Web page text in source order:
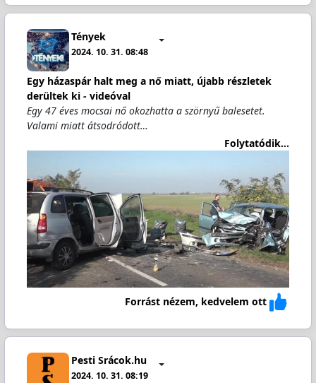
Tények
2024. 10. 31. 08:48
Egy házaspár halt meg a nő miatt, újabb részletek
derültek ki - videóval
Egy 47 éves mocsai nő okozhatta a szörnyű balesetet.
Valami miatt átsodródott…
Folytatódik...
Forrást nézem, kedvelem ott
Pesti Srácok.hu
2024. 10. 31. 08:19